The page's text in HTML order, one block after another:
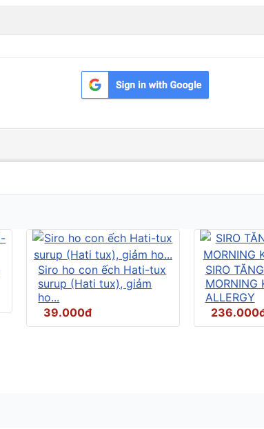
Siro ho con ếch Hati-tux
surup (Hati tux), giảm
ho...
39.000đ
SIRO
MORNING
ALLERGY